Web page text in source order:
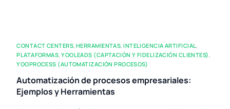
CONTACT CENTERS,HERRAMIENTAS,INTELIGENCIA ARTIFICIAL,
PLATAFORMAS,YOOLEADS (CAPTACIÓN Y FIDELIZACIÓN CLIENTES),
YOOPROCESS (AUTOMATIZACIÓN PROCESOS)
Automatización de procesos empresariales:
Ejemplos y Herramientas